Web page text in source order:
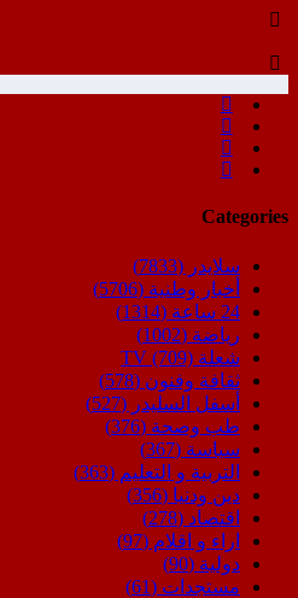
Categories
سلايدر (7833)
أخبار وطنية (5706)
24 ساعة
(1314)
رياضة (1002)
شعلة TV (709)
ثقافة وفنون (578)
أسفل السليدر (527)
طب وصحة (376)
سياسة (367)
التربية و التعليم (363)
دين ودنيا (356)
اقتصاد (278)
اراء و اقلام (97)
دولية (90)
مستجدات (61)